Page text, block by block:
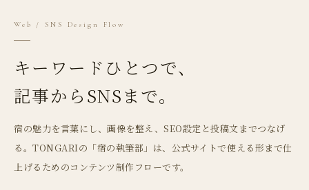
Web / SNS Design Flow
キーワードひとつで、
記事からSNSまで。
宿の魅力を言葉にし、画像を整え、SEO設定と投稿文までつなげ
る。TONGARIの「宿の執筆部」は、公式サイトで使える形まで仕
上げるためのコンテンツ制作フローです。